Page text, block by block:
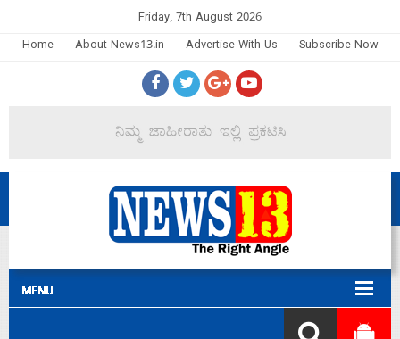
Friday, 7th August 2026
Home
About News13.in Advertise With Us Subscribe Now